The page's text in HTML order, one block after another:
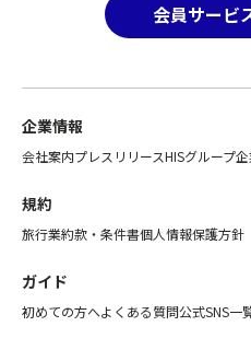
会員サービ
企業情報
会社案内プレスリリースHISグループ
規約
旅行業約款・条件書個人情報保護方針
ガイド
初めての方へよくある質問公式SNS一